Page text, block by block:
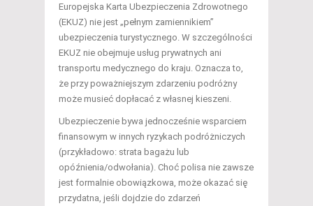
Europejska Karta Ubezpieczenia Zdrowotnego
(EKUZ) nie jest „pełnym zamiennikiem”
ubezpieczenia turystycznego. W szczególności
EKUZ nie obejmuje usług prywatnych ani
transportu medycznego do kraju. Oznacza to,
że przy poważniejszym zdarzeniu podróżny
może musieć dopłacać z własnej kieszeni.
Ubezpieczenie bywa jednocześnie wsparciem
finansowym w innych ryzykach podróżniczych
(przykładowo: strata bagażu lub
opóźnienia/odwołania). Choć polisa nie zawsze
jest formalnie obowiązkowa, może okazać się
przydatna, jeśli dojdzie do zdarzeń